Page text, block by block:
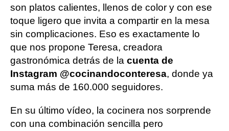
son platos calientes, llenos de color y con ese
toque ligero que invita a compartir en la mesa
sin complicaciones. Eso es exactamente lo
que nos propone Teresa, creadora
gastronómica detrás de la cuenta de
Instagram @cocinandoconteresa, donde ya
suma más de 160.000 seguidores.
En su último vídeo, la cocinera nos sorprende
con una combinación sencilla pero